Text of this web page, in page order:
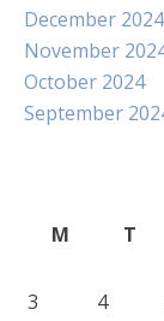
December 2024
November
October 2024
September
M
T
3
4